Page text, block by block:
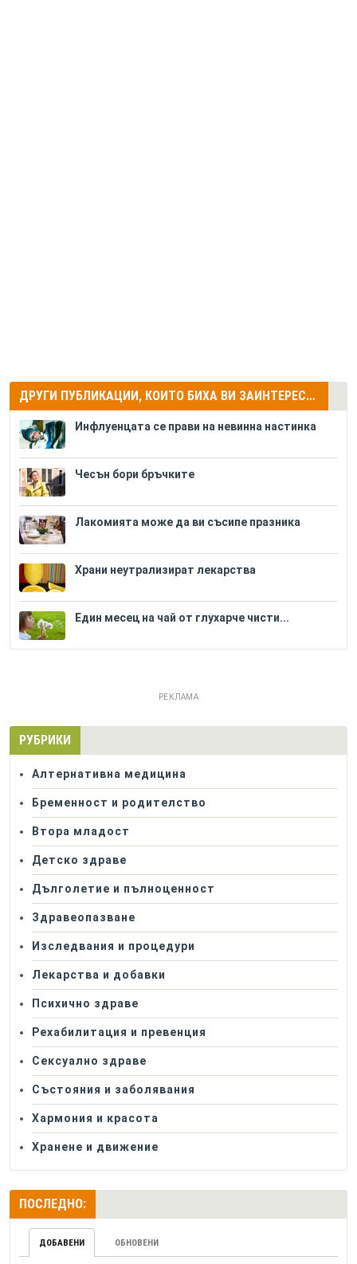
ДРУГИ ПУБЛИКАЦИИ, КОИТО БИХА ВИ ЗАИНТЕРЕСУВАЛИ
Инфлуенцата се прави на невинна настинка
Чесън бори бръчките
Лакомията може да ви съсипе празника
Храни неутрализират лекарства
Един месец на чай от глухарче чисти...
РЕКЛАМА
РУБРИКИ
Алтернативна медицина
Бременност и родителство
Втора младост
Детско здраве
Дълголетие и пълноценност
Здравеопазване
Изследвания и процедури
Лекарства и добавки
Психично здраве
Рехабилитация и превенция
Сексуално здраве
Състояния и заболявания
Хармония и красота
Хранене и движение
ПОСЛЕДНО:
ДОБАВЕНИ ОБНОВЕНИ